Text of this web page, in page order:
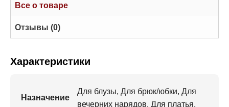
Все о товаре
Отзывы (0)
Характеристики
Назначение
Для блузы, Для брюк/юбки, Для
вечерних нарядов, Для платья,